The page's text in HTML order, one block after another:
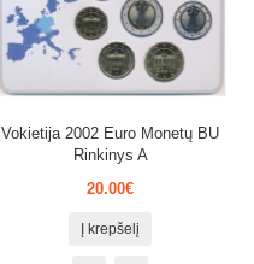
Vokietija 2002 Euro Monetų BU
Rinkinys A
20.00€
Į krepšelį